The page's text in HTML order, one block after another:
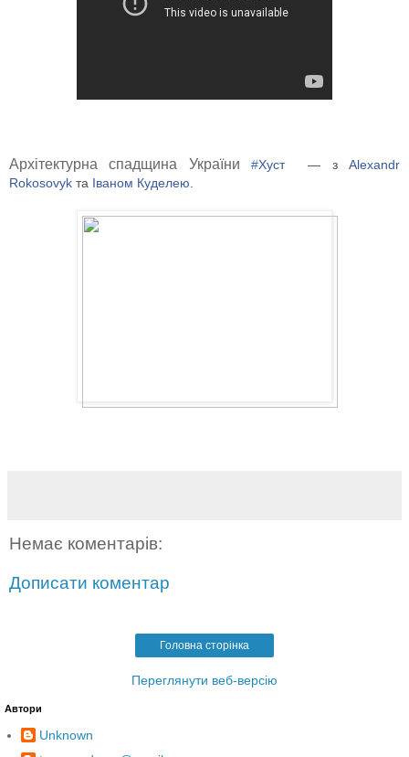
Архітектурна спадщина України#Хуст — зAlexandr
Rokosovyk та Іваном Куделею.
Немає коментарів:
Дописати коментар
Головна сторінка
Переглянути веб-версію
Автори
Unknown